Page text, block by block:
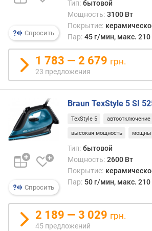
(
)
а
в
л
н
и
е
п
а
р
(
б
а
р
Спросить
Тип: бытовой
Мощность: 3100 Вт
Покрытие:
Пар: 45 г/мин, макс.
1 783 — 2 679 грн.
23 предложения
Спросить
Braun TexStyle 5 SI
TexStyle 5 автоотключение
высокая мощность
Тип: бытовой
Мощность: 2600 Вт
Покрытие:
Пар: 50 г/мин, макс.
2 189 — 3 029 грн.
45 предложений